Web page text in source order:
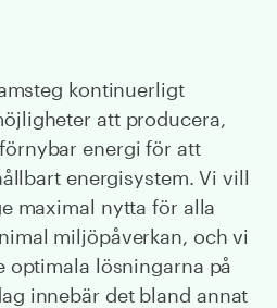
kontinuerligt
att producera,
energi för att
energisystem. Vi vill
maximal nytta för alla
miljöpåverkan, och vi
optimala lösningarna på
innebär det bland annat